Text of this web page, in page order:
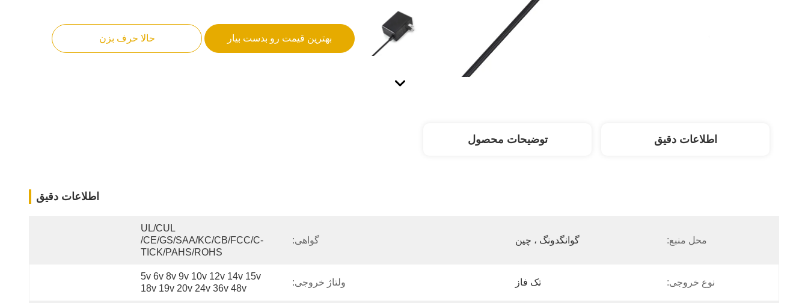
بهترین قیمت رو بدست بیار حالا حرف بزن
اطلاعات دقیق توضیحات محصول
اطلاعات دقیق
محل منبع: گوانگدونگ ، چین گواهی:
UL/cUL
/CE/GS/SAA/KC/CB/FCC/C-
TICK/PAHS/ROHS
نوع خروجی: تک فاز ولتاژ خروجی:
5v 6v 8v 9v 10v 12v 14v 15v
18v 19v 20v 24v 36v 48v